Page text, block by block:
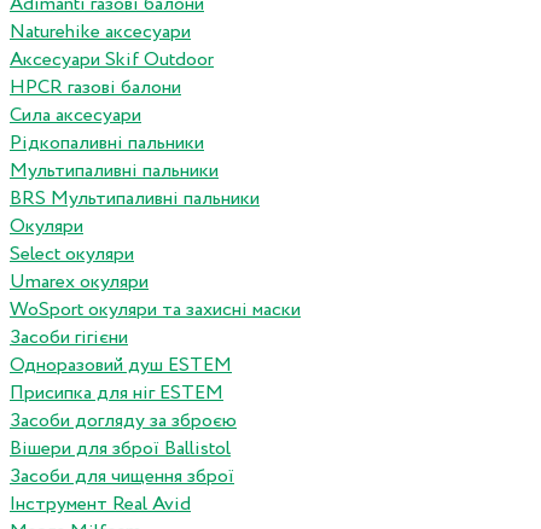
Naturehike аксесуари
Аксесуари Skif Outdoor
HPCR газові балони
Сила аксесуари
Рідкопаливні пальники
Мультипаливні пальники
BRS Мультипаливні пальники
Окуляри
Select окуляри
Umarex окуляри
WoSport окуляри та захисні маски
Засоби гігієни
Одноразовий душ ESTEM
Присипка для ніг ESTEM
Засоби догляду за зброєю
Вішери для зброї Ballistol
Засоби для чищення зброї
Інструмент Real Avid